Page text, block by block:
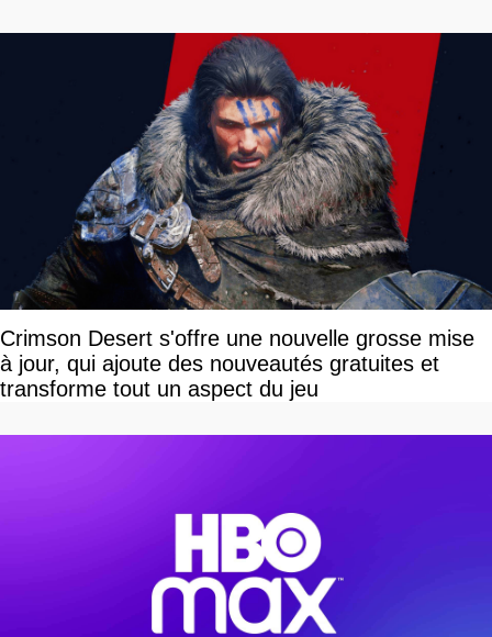
Crimson Desert s'offre une nouvelle grosse mise
à jour, qui ajoute des nouveautés gratuites et
transforme tout un aspect du jeu